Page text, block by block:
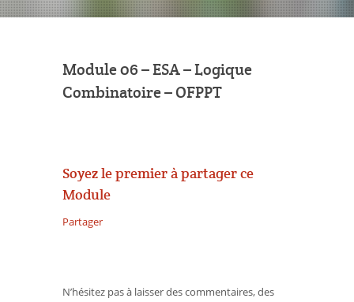
Module 06 – ESA – Logique
Combinatoire – OFPPT
Soyez le premier à partager ce
Module
Partager
N’hésitez pas à laisser des commentaires, des